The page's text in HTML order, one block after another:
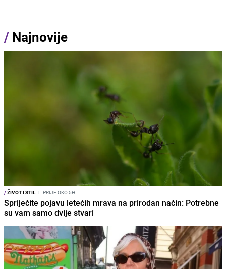
/ Najnovije
/ŽIVOT I STIL I PRIJE OKO 5H
Spriječite pojavu letećih mrava na prirodan način: Potrebne
su vam samo dvije stvari